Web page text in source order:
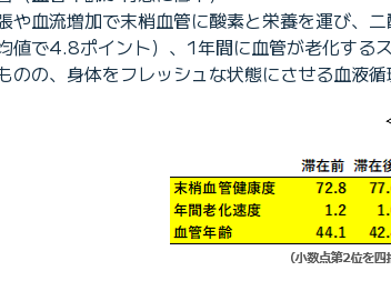
血流増加で末梢血管に酸素と栄養を運び、
値で4.8ポイント）、1年間に血管が老化す
の、身体をフレッシュな状態にさせる血液